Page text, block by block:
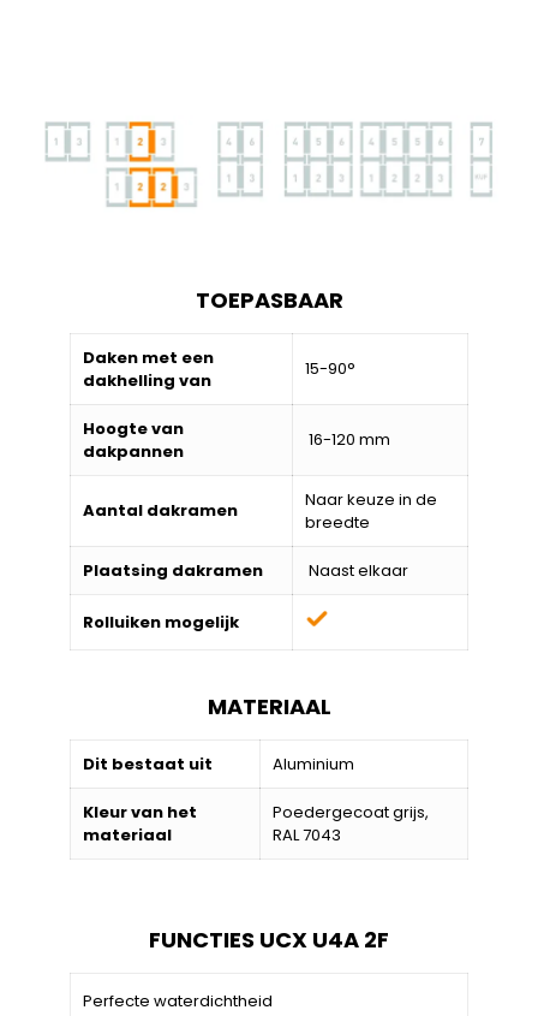
TOEPASBAAR
Daken met een
dakhelling van
15-90°
Hoogte van
dakpannen
16-120 mm
Aantal dakramen
Naar keuze in de
breedte
Plaatsing dakramen Naast elkaar
Rolluiken mogelijk
MATERIAAL
Dit bestaat uit Aluminium
Kleur van het
materiaal
Poedergecoat grijs,
RAL 7043
FUNCTIES UCX U4A 2F
Perfecte waterdichtheid